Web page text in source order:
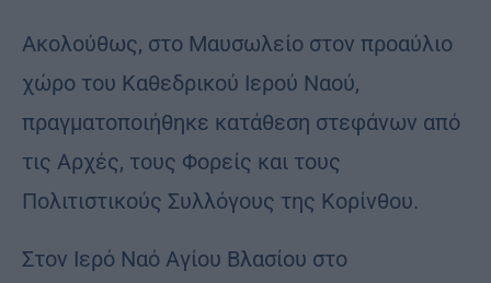
Ακολούθως, στο Μαυσωλείο στον προαύλιο
χώρο του Καθεδρικού Ιερού Ναού,
πραγματοποιήθηκε κατάθεση στεφάνων από
τις Αρχές, τους Φορείς και τους
Πολιτιστικούς Συλλόγους της Κορίνθου.
Στον Ιερό Ναό Αγίου Βλασίου στο